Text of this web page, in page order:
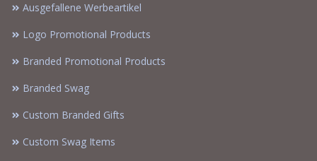
Ausgefallene Werbeartikel
Logo Promotional Products
Branded Promotional Products
Branded Swag
Custom Branded Gifts
Custom Swag Items